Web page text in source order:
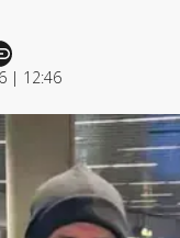
| 12:46